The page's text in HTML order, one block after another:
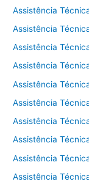
Assistência
Assistência
Assistência
Assistência
Assistência
Assistência
Assistência
Assistência
Assistência
Assistência